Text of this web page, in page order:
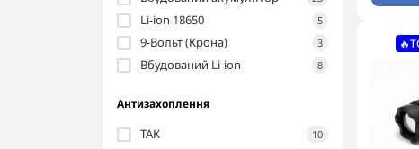
Li-ion 18650 5
9-Вольт (Крона) 3
Вбудований Li-ion 8
Антизахоплення
ТАК 10